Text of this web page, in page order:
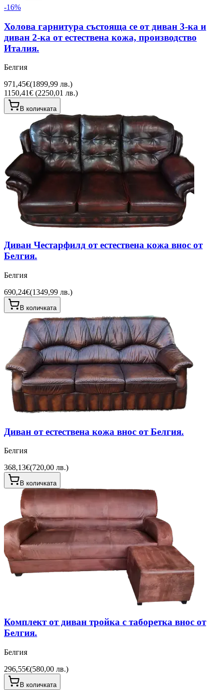
-16%
Холова гарнитура състояща се от диван 3-ка и
диван 2-ка от естествена кожа, производство
Италия.
Белгия
971,45€(1899,99 лв.)
1150,41€ (2250,01 лв.)
В количката
Диван Честарфилд от естествена кожа внос от
Белгия.
Белгия
690,24€(1349,99 лв.)
В количката
Диван от естествена кожа внос от Белгия.
Белгия
368,13€(720,00 лв.)
В количката
Комплект от диван тройка с таборетка внос от
Белгия.
Белгия
296,55€(580,00 лв.)
В количката